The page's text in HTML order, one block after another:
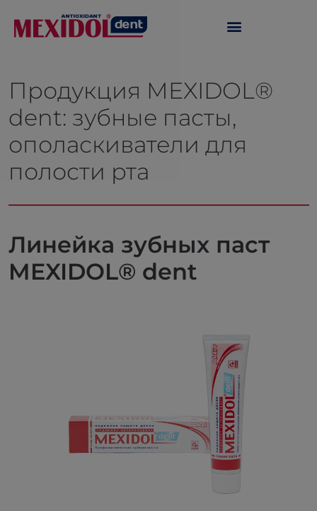
Продукция MEXIDOL®
dent: зубные пасты,
ополаскиватели для
полости рта
Линейка зубных паст
MEXIDOL® dent